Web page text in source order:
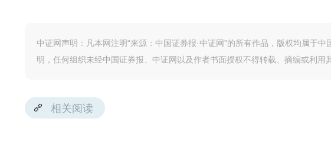
中证网声明：凡本网注明“来源：中国证券报·中证网”的所有作品，版权均属于
明，任何组织未经中国证券报、中证网以及作者书面授权不得转载、摘编或利用
相关阅读